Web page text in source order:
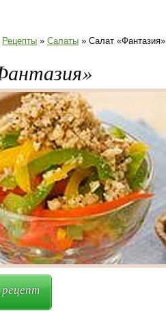
Рецепты » Салаты » Салат «Фантазия»